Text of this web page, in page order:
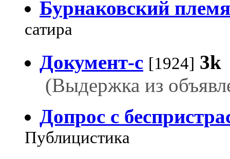
Бурнаковский
сатира
Документ-с [1924] 3k
(Выдержка из
Допрос с
Публицистика